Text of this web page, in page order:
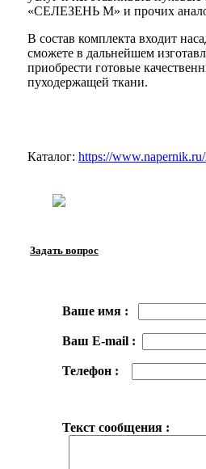
«СЕЛЕЗЕНЬ М» и прочих
В состав комплекта входит
сможете в дальнейшем
приобрести готовые
пуходержащей ткани.
Каталог: https://
Задать вопрос
Ваше имя :
Ваш E-mail :
Телефон :
Текст сообщения :